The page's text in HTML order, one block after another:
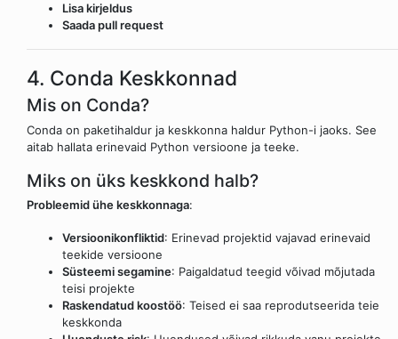
Lisa kirjeldus
Saada pull request
4. Conda Keskkonnad
Mis on Conda?
Conda on paketihaldur ja keskkonna haldur Python-i jaoks. See
aitab hallata erinevaid Python versioone ja teeke.
Miks on üks keskkond halb?
Probleemid ühe keskkonnaga:
Versioonikonfliktid: Erinevad projektid vajavad erinevaid
teekide versioone
Süsteemi segamine: Paigaldatud teegid võivad mõjutada
teisi projekte
Raskendatud koostöö: Teised ei saa reprodutseerida teie
keskkonda